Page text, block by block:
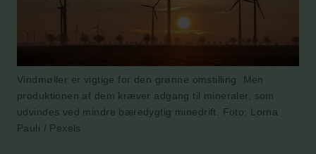
Vindmøller er vigtige for den grønne omstilling. Men
produktionen af dem kræver adgang til mineraler, som
udvindes ved mindre bæredygtig minedrift. Foto: Lorna
Pauli / Pexels